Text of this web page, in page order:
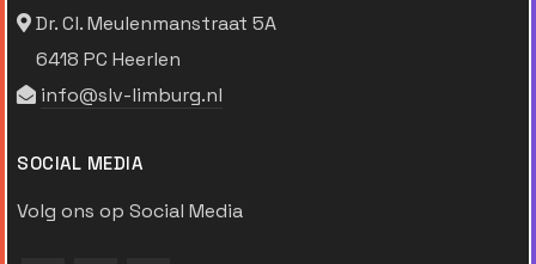
Dr. Cl. Meulenmanstraat 5A
6418 PC Heerlen
info@slv-limburg.nl
SOCIAL MEDIA
Volg ons op Social Media